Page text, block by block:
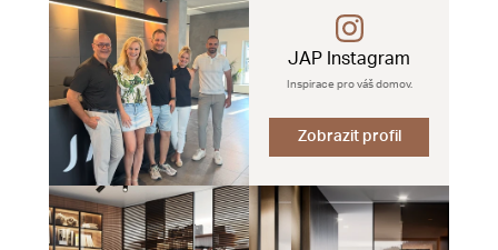
JAP Instagram
Inspirace pro váš domov.
Zobrazit profil